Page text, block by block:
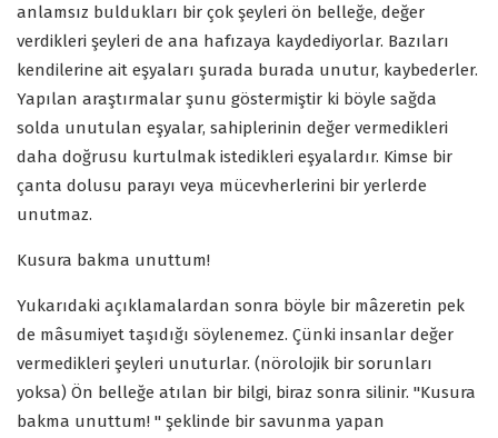
anlamsız buldukları bir çok şeyleri ön belleğe, değer
verdikleri şeyleri de ana hafızaya kaydediyorlar. Bazıları
kendilerine ait eşyaları şurada burada unutur, kaybederler.
Yapılan araştırmalar şunu göstermiştir ki böyle sağda
solda unutulan eşyalar, sahiplerinin değer vermedikleri
daha doğrusu kurtulmak istedikleri eşyalardır. Kimse bir
çanta dolusu parayı veya mücevherlerini bir yerlerde
unutmaz.
Kusura bakma unuttum!
Yukarıdaki açıklamalardan sonra böyle bir mâzeretin pek
de mâsumiyet taşıdığı söylenemez. Çünki insanlar değer
vermedikleri şeyleri unuturlar. (nörolojik bir sorunları
yoksa) Ön belleğe atılan bir bilgi, biraz sonra silinir. "Kusura
bakma unuttum! " şeklinde bir savunma yapan